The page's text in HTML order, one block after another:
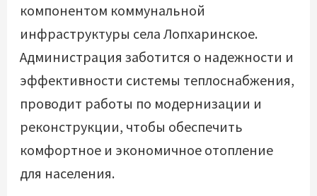
компонентом коммунальной
инфраструктуры села Лопхаринское.
Администрация заботится о надежности и
эффективности системы теплоснабжения,
проводит работы по модернизации и
реконструкции, чтобы обеспечить
комфортное и экономичное отопление
для населения.